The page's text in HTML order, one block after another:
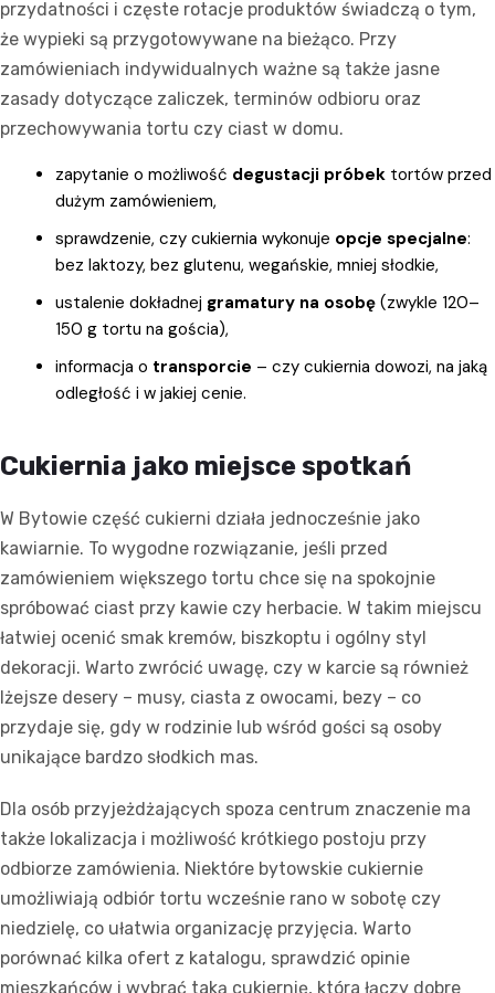
przydatności i częste rotacje produktów świadczą o tym,
że wypieki są przygotowywane na bieżąco. Przy
zamówieniach indywidualnych ważne są także jasne
zasady dotyczące zaliczek, terminów odbioru oraz
przechowywania tortu czy ciast w domu.
zapytanie o możliwość degustacji próbek tortów przed
dużym zamówieniem,
sprawdzenie, czy cukiernia wykonuje opcje specjalne:
bez laktozy, bez glutenu, wegańskie, mniej słodkie,
ustalenie dokładnej gramatury na osobę (zwykle 120–
150 g tortu na gościa),
informacja o transporcie – czy cukiernia dowozi, na jaką
odległość i w jakiej cenie.
Cukiernia jako miejsce spotkań
W Bytowie część cukierni działa jednocześnie jako
kawiarnie. To wygodne rozwiązanie, jeśli przed
zamówieniem większego tortu chce się na spokojnie
spróbować ciast przy kawie czy herbacie. W takim miejscu
łatwiej ocenić smak kremów, biszkoptu i ogólny styl
dekoracji. Warto zwrócić uwagę, czy w karcie są również
lżejsze desery – musy, ciasta z owocami, bezy – co
przydaje się, gdy w rodzinie lub wśród gości są osoby
unikające bardzo słodkich mas.
Dla osób przyjeżdżających spoza centrum znaczenie ma
także lokalizacja i możliwość krótkiego postoju przy
odbiorze zamówienia. Niektóre bytowskie cukiernie
umożliwiają odbiór tortu wcześnie rano w sobotę czy
niedzielę, co ułatwia organizację przyjęcia. Warto
porównać kilka ofert z katalogu, sprawdzić opinie
mieszkańców i wybrać taką cukiernię, która łączy dobre